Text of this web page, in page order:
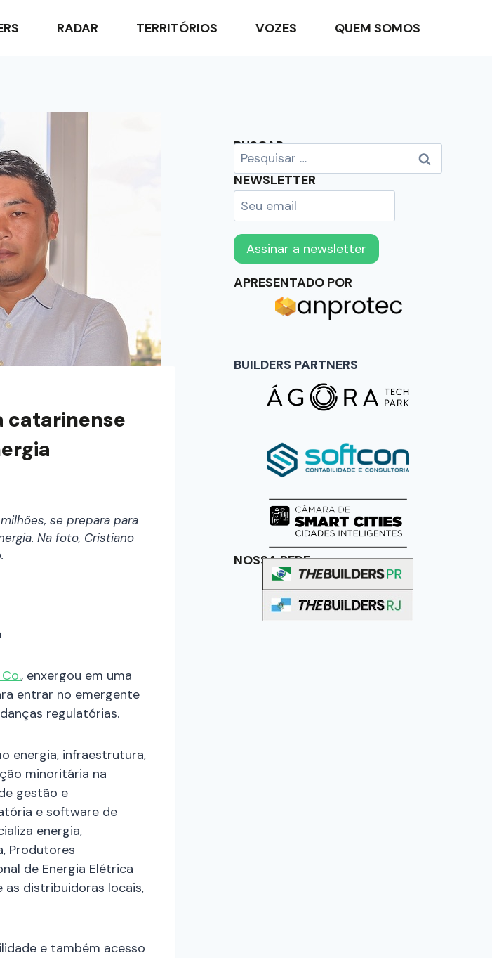
RADAR TERRITÓRIOS VOZES QUEM SOMOS
catarinense
se prepara para
Na foto, Cristiano
, enxergou em uma
entrar no emergente
regulatórias.
energia, infraestrutura,
minoritária na
gestão e
e software de
energia,
Produtores
de Energia Elétrica
as distribuidoras locais,
e também acesso
BUSCAR
NEWSLETTER
APRESENTADO POR
BUILDERS PARTNERS
NOSSA REDE